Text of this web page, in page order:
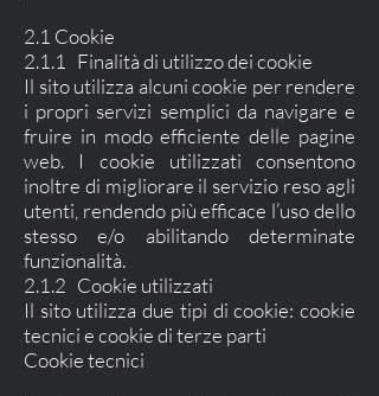
2.1 Cookie
2.1.1 Finalità di utilizzo dei cookie
Il sito utilizza alcuni cookie per rendere
i propri servizi semplici da navigare e
fruire in modo efficiente delle pagine
web. I cookie utilizzati consentono
inoltre di migliorare il servizio reso agli
utenti, rendendo più efficace l’uso dello
stesso e/o abilitando determinate
funzionalità.
2.1.2 Cookie utilizzati
Il sito utilizza due tipi di cookie: cookie
tecnici e cookie di terze parti
Cookie tecnici